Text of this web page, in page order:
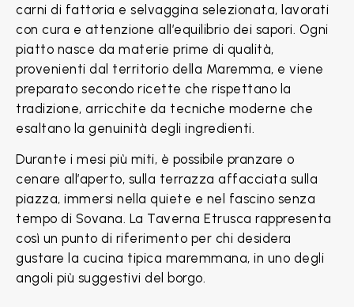
carni di fattoria e selvaggina selezionata, lavorati
con cura e attenzione all’equilibrio dei sapori. Ogni
piatto nasce da materie prime di qualità,
provenienti dal territorio della Maremma, e viene
preparato secondo ricette che rispettano la
tradizione, arricchite da tecniche moderne che
esaltano la genuinità degli ingredienti.
Durante i mesi più miti, è possibile pranzare o
cenare all’aperto, sulla terrazza affacciata sulla
piazza, immersi nella quiete e nel fascino senza
tempo di Sovana. La Taverna Etrusca rappresenta
così un punto di riferimento per chi desidera
gustare la cucina tipica maremmana, in uno degli
angoli più suggestivi del borgo.